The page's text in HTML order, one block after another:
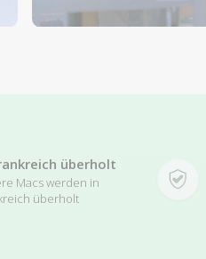
überholt
Macs werden in
überholt